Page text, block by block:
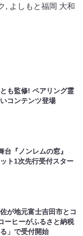
, よしもと福岡 大和
も監修! ペアリング霊
コンテンツ登場
『ノンレムの窓』
ト1次先行受付スター
が地元富士吉田市とコ
ーヒーがふるさと納税
」で受付開始